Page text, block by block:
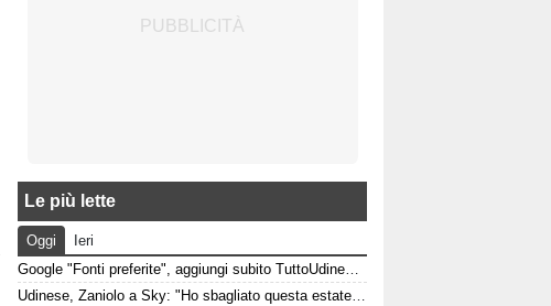
Le più lette
Oggi
Ieri
Google "Fonti preferite", aggiungi subito TuttoUdinese e personalizza le tue notizie
Udinese, Zaniolo a Sky: "Ho sbagliato questa estate, ora voglio lavorare per l'Udinese e la Nazionale"